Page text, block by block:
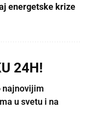
energetske krize
24H!
najnovijim
u svetu i na